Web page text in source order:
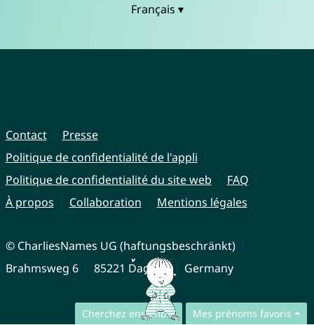
Cherchez ensemble Mes prénoms favoris
Français ▾
Contact
Presse
Politique de confidentialité de l'appli
Politique de confidentialité du site web
FAQ
À propos
Collaboration Mentions légales
© CharliesNames UG (haftungsbeschränkt)
Brahmsweg 6
85221 Dachau Germany